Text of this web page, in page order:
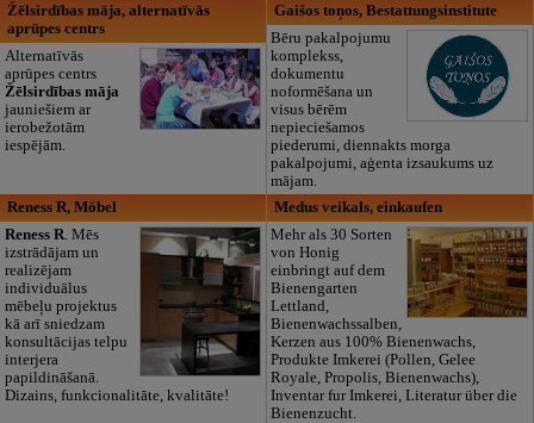
Žēlsirdības māja, alternatīvās
aprūpes centrs
Alternatīvās
aprūpes centrs
Žēlsirdības māja
jauniešiem ar
ierobežotām
iespējām.
Gaišos toņos, Bestattungsinstitute
Bēru pakalpojumu
komplekss,
dokumentu
noformēšana un
visus bērēm
nepieciešamos
piederumi, diennakts morga
pakalpojumi, aģenta izsaukums uz
mājam.
Reness R, Möbel
Reness R. Mēs
izstrādājam un
realizējam
individuālus
mēbeļu projektus
kā arī sniedzam
konsultācijas telpu
interjera
papildināšanā.
Dizains, funkcionalitāte, kvalitāte!
Medus veikals, einkaufen
Mehr als 30 Sorten
von Honig
einbringt auf dem
Bienengarten
Lettland,
Bienenwachssalben,
Kerzen aus 100% Bienenwachs,
Produkte Imkerei (Pollen, Gelee
Royale, Propolis, Bienenwachs),
Inventar fur Imkerei, Literatur über die
Bienenzucht.